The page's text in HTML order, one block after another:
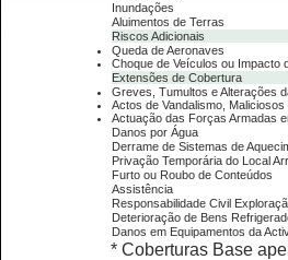
Inundações
Aluimentos de Terras
Riscos Adicionais
Queda de Aeronaves
Choque de Veículos ou Impacto
Extensões de Cobertura
Greves, Tumultos e Alterações
Actos de Vandalismo,
Actuação das Forças Armadas
Danos por Água
Derrame de Sistemas de
Privação Temporária do Local
Furto ou Roubo de Conteúdos
Assistência
Responsabilidade Civil
Deterioração de Bens
Danos em Equipamentos da
* Coberturas Base